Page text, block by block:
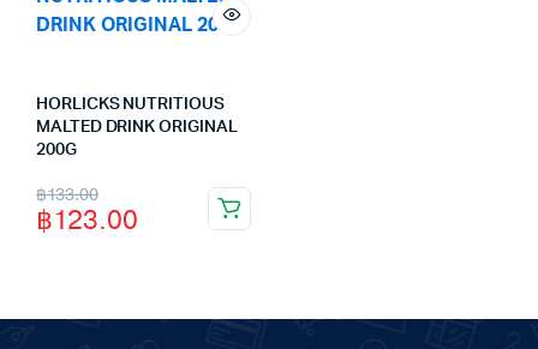
HORLICKS NUTRITIOUS
MALTED DRINK ORIGINAL
200G
฿133.00
Original
price
฿133.00.
฿123.00
Current
price
฿123.00.